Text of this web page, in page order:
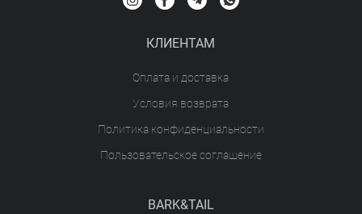
КЛИЕНТАМ
Оплата и доставка
Условия возврата
Политика конфиденциальности
Пользовательское соглашение
BARK&TAIL